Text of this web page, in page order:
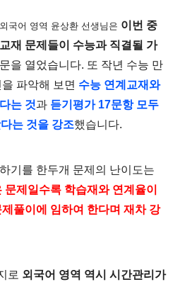
국어 영역 윤상환 선생님은 이번 중
재 문제들이 수능과 직결될 가
을 열었습니다. 또 작년 수능 만
파악해 보면 수능 연계교재와
는 것과 듣기평가 17문항 모두
는 것을 강조했습니다.
기를 한두개 문제의 난이도는
문제일수록 학습재와 연계율이
풀이에 임하여 한다며 재차 강
로 외국어 영역 역시 시간관리가